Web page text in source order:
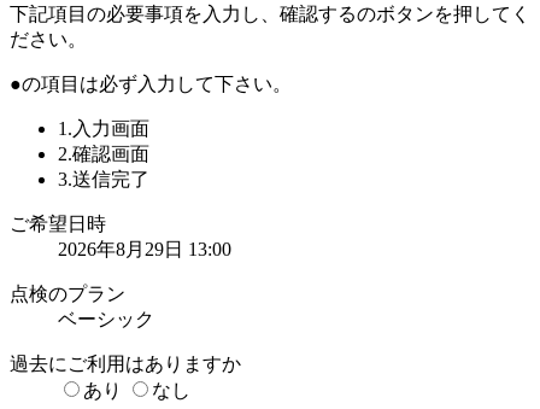
下記項目の必要事項を入力し、 確認するのボタンを押してく
ださい。
●の項目は必ず入力して下さい。
1.入力画面
2.確認画面
3.送信完了
ご希望日時
2026年8月29日 13:00
点検のプラン
ベーシック
過去にご利用はありますか
あり
なし